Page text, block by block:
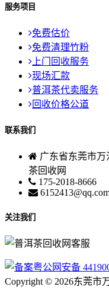
服务项目
免费估价
免费清理竹粉
上门回收服务
现场汇款
普洱茶代卖服务
回收价格公道
联系我们
广东省东莞市
茶回收网
175-2018-8666
关注我们
粤公网安备
Copyright © 2026东莞市